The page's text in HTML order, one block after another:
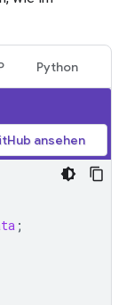
Python
ansehen
;